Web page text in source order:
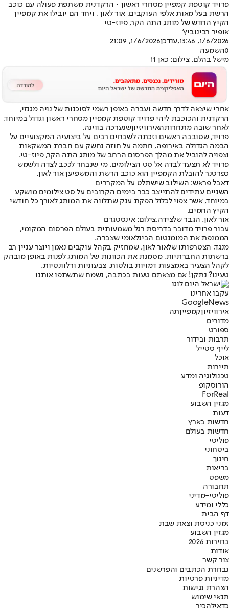
פרויד קוטפת קמפיין מסחרי ראשון • הרקדנית משתפת פעולה עם כוכב
הרשת בעל מאות אלפי העוקבים, אור לאון , ויחד הם יובילו את קמפיין
הקיץ החדש של מותג התה הקר, פיוז-טי
אופיר רבינוביץ'
1/6/2026, 13:46
,עודכן1/6/2026, 21:09
0השמעה
מישל בהלם. צילום: כאן 11
אחרי שיצאה לדרך חדשה ועברה באופן רשמי לסוכנות של נויה מגנזי,
הרקדנית והכוכבת ליהי פרויד קוטפת קמפיין מסחרי ראשון וגדול במיוחד,
לאחר שובה מתחרותהאירוויזיוןשנערכה בווינה.
פרויד, שסובבה ראשים וזכתה לשבחים רבים על ביצועיה המקצועיים על
הבמה הגדולה באירופה, חתמה על חוזה נחשק עם חברת המשקאות
וצפויה להוביל את מהלך הפרסום הרחב של מותג התה הקר, פיוז-טי.
פרויד לא תצעד לבדה אל סט הצילומים. מי שנבחר לככב לצדה ולשמש
כפרטנר להובלת הקמפיין הוא כוכב הרשת והמשפיען אור לאון.
דאבל פראש: השילוב שישתלט על המקררים
השניים עתידים להתייצב כבר בימים הקרובים על סט צילומים מושקע
במיוחד, אשר צפוי לכלול הפקת ענק שתלווה את המותג לאורך כל חודשי
הקיץ החמים.
אור לאון. הגבר שלצידה,צילום: אינסטגרם
עבור פרויד מדובר בדריסת רגל משמעותית בעולם הפרסום המקומי,
הממנפת את המומנטום הבינלאומי שצברה.
מנגד, הצטרפותו שלאור לאון, שמחזיק בקהל עוקבים נאמן ויוצר עניין רב
ברשתות החברתיות, מסמנת את הכוונות של המותג לפנות באופן מובהק
לקהל הצעיר באמצעות דמויות בולטות, צבעוניות ורלוונטיות.
טעינו? נתקן! אם מצאתם טעות בכתבה, נשמח שתשתפו אותנו
עקבו אחרינו
Googl eNews
אירוויזיוןקמפייןתה
מדורים
ספורט
תרבות ובידור
לייף סטייל
אוכל
תיירות
טכנולוגיה ומדע
הורוסקופ
ForReal
מגזין השבוע
דעות
חדשות בארץ
חדשות בעולם
פוליטי
ביטחוני
חינוך
בריאות
משפט
תחבורה
פוליטי-מדיני
כללי ומידע
דף הבית
זמני כניסת וצאת שבת
מגזין השבוע
בחירות 2026
אודות
צור קשר
נבחרת הכתבים והפרשנים
מדיניות פרטיות
הצהרת נגישות
תנאי שימוש
כדאילהכיר